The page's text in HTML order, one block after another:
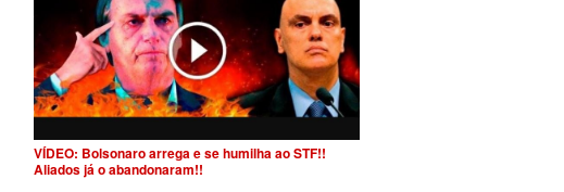
VÍDEO: Bolsonaro arrega e se humilha ao STF!!
Aliados já o abandonaram!!